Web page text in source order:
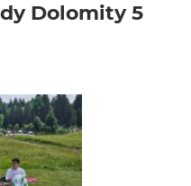
Dolomity 5